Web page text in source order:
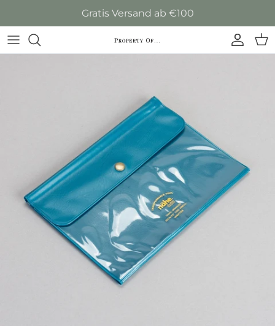
Gratis Versand ab €100
Konto